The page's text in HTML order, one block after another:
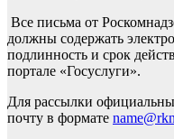
Все письма от
должны содержать
подлинность и срок
портале «Госуслуги».
Для рассылки
почту в формате